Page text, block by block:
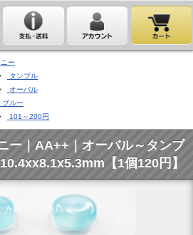
ー
タンブル
オーバル
ブルー
101～200円
ー｜AA++｜オーバル～タンブ
【1個120円】